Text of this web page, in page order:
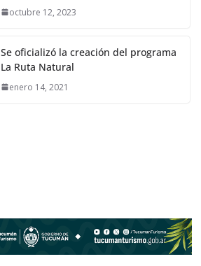
octubre 12, 2023
Se oficializó la creación del programa
La Ruta Natural
enero 14, 2021